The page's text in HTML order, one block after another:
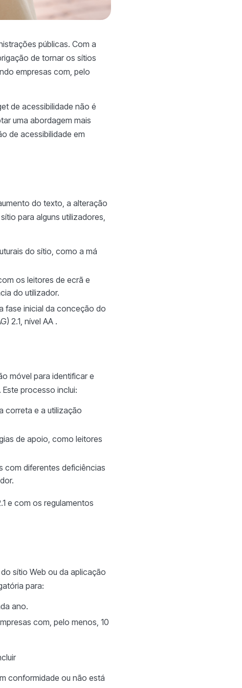
públicas. Com a
de tornar os sítios
empresas com, pelo
de acessibilidade não é
uma abordagem mais
de acessibilidade em
do texto, a alteração
para alguns utilizadores,
do sítio, como a má
os leitores de ecrã e
do utilizador.
fase inicial da conceção do
2.1, nível AA .
móvel para identificar e
processo inclui:
correta e a utilização
de apoio, como leitores
com diferentes deficiências
e com os regulamentos
sítio Web ou da aplicação
para:
ano.
com, pelo menos, 10
conformidade ou não está